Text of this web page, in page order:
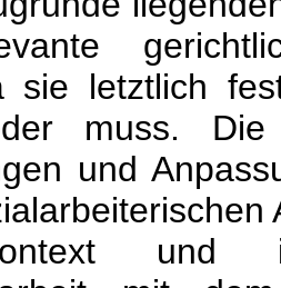
sie letztlich
muss. Die
und